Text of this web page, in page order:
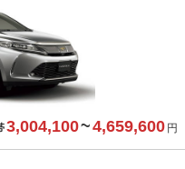
3,004,100~4,659,600 円